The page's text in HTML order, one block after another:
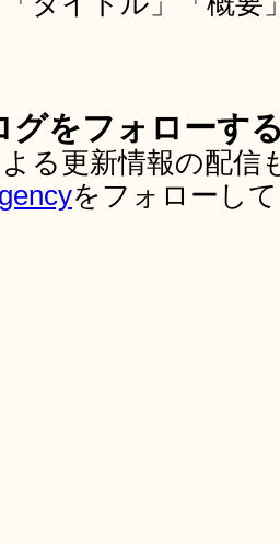
グをフォローす
る更新情報の配
をフォローし